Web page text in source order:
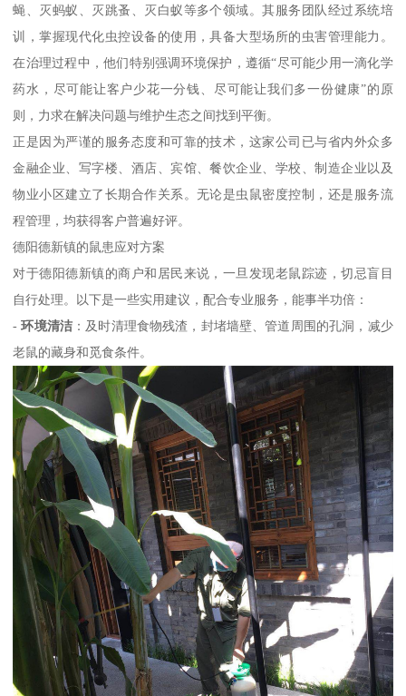
蝇、灭蚂蚁、灭跳蚤、灭白蚁等多个领域。其服务团队经过系统培
训，掌握现代化虫控设备的使用，具备大型场所的虫害管理能力。
在治理过程中，他们特别强调环境保护，遵循“尽可能少用一滴化学
药水，尽可能让客户少花一分钱、尽可能让我们多一份健康”的原
则，力求在解决问题与维护生态之间找到平衡。
正是因为严谨的服务态度和可靠的技术，这家公司已与省内外众多
金融企业、写字楼、酒店、宾馆、餐饮企业、学校、制造企业以及
物业小区建立了长期合作关系。无论是虫鼠密度控制，还是服务流
程管理，均获得客户普遍好评。
德阳德新镇的鼠患应对方案
对于德阳德新镇的商户和居民来说，一旦发现老鼠踪迹，切忌盲目
自行处理。以下是一些实用建议，配合专业服务，能事半功倍：
-环境清洁 ：及时清理食物残渣，封堵墙壁、管道周围的孔洞，减少
老鼠的藏身和觅食条件。